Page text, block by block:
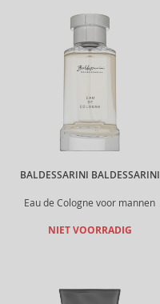
BALDESSARINI BALDESSARINI
Eau de Cologne voor mannen
NIET VOORRADIG